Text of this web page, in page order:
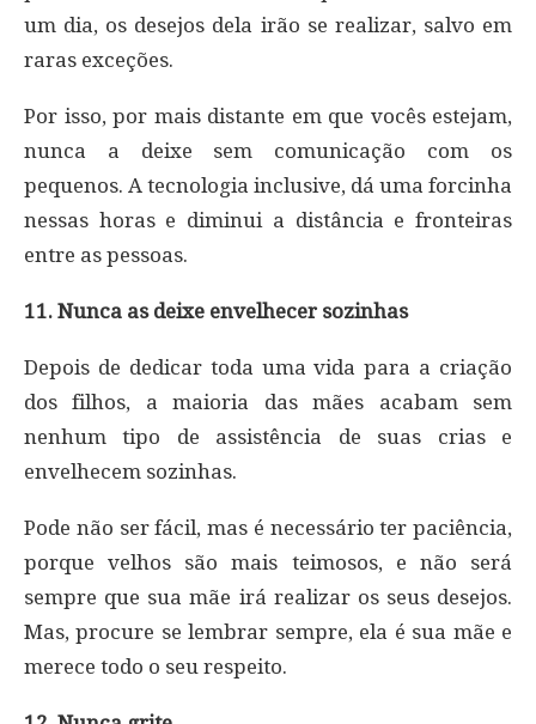
um dia, os desejos dela irão se realizar, salvo em
raras exceções.
Por isso, por mais distante em que vocês estejam,
nunca a deixe sem comunicação com os
pequenos. A tecnologia inclusive, dá uma forcinha
nessas horas e diminui a distância e fronteiras
entre as pessoas.
11. Nunca as deixe envelhecer sozinhas
Depois de dedicar toda uma vida para a criação
dos filhos, a maioria das mães acabam sem
nenhum tipo de assistência de suas crias e
envelhecem sozinhas.
Pode não ser fácil, mas é necessário ter paciência,
porque velhos são mais teimosos, e não será
sempre que sua mãe irá realizar os seus desejos.
Mas, procure se lembrar sempre, ela é sua mãe e
merece todo o seu respeito.